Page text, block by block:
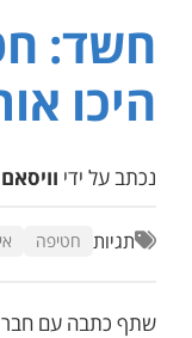
חשד:
היכו
נכתב על ידי
תגיות חטיפה
שתף כתבה עם